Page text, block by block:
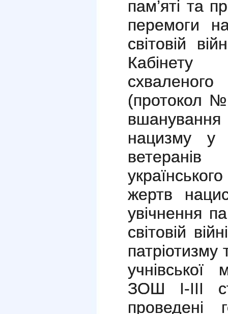
пам’яті та
перемоги
світовій
Кабінету
(протокол
нацизму у
жертв
увічнення
світовій
патріотизму
учнівської
ЗОШ І-ІІІ
проведені